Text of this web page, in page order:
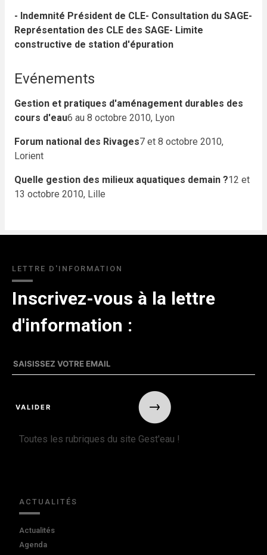
- Indemnité Président de CLE- Consultation du SAGE-
Représentation des CLE des SAGE- Limite
constructive de station d'épuration
Evénements
Gestion et pratiques d'aménagement durables des
cours d'eau6 au 8 octobre 2010, Lyon
Forum national des Rivages7 et 8 octobre 2010,
Lorient
Quelle gestion des milieux aquatiques demain ?12 et
13 octobre 2010, Lille
LETTRE D'INFORMATION
Inscrivez-vous à la lettre
d'information :
Toutes les rubriques du site Gest'eau !
ACTUALITÉS
Actualités
Agenda